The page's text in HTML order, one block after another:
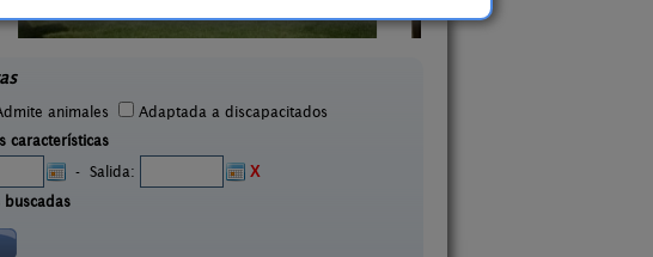
San Miguel de Valero
animales
Adaptada a discapacitados
características
- Salida:
X
buscadas